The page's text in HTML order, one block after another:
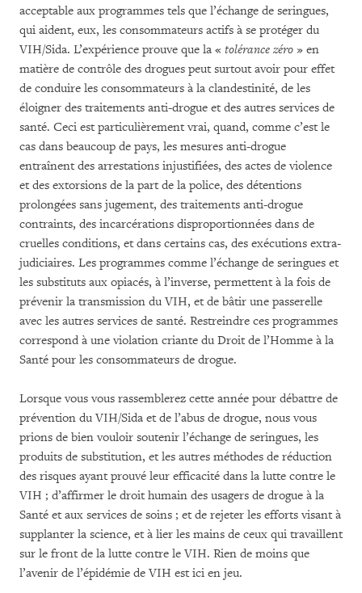
acceptable aux programmes tels que l’échange de seringues,
qui aident, eux, les consommateurs actifs à se protéger du
VIH/Sida. L’expérience prouve que la « tolérance zéro » en
matière de contrôle des drogues peut surtout avoir pour effet
de conduire les consommateurs à la clandestinité, de les
éloigner des traitements anti-drogue et des autres services de
santé. Ceci est particulièrement vrai, quand, comme c’est le
cas dans beaucoup de pays, les mesures anti-drogue
entraînent des arrestations injustifiées, des actes de violence
et des extorsions de la part de la police, des détentions
prolongées sans jugement, des traitements anti-drogue
contraints, des incarcérations disproportionnées dans de
cruelles conditions, et dans certains cas, des exécutions extra-
judiciaires. Les programmes comme l’échange de seringues et
les substituts aux opiacés, à l’inverse, permettent à la fois de
prévenir la transmission du VIH, et de bâtir une passerelle
avec les autres services de santé. Restreindre ces programmes
correspond à une violation criante du Droit de l’Homme à la
Santé pour les consommateurs de drogue.
Lorsque vous vous rassemblerez cette année pour débattre de
prévention du VIH/Sida et de l’abus de drogue, nous vous
prions de bien vouloir soutenir l’échange de seringues, les
produits de substitution, et les autres méthodes de réduction
des risques ayant prouvé leur efficacité dans la lutte contre le
VIH ; d’affirmer le droit humain des usagers de drogue à la
Santé et aux services de soins ; et de rejeter les efforts visant à
supplanter la science, et à lier les mains de ceux qui travaillent
sur le front de la lutte contre le VIH. Rien de moins que
l’avenir de l’épidémie de VIH est ici en jeu.